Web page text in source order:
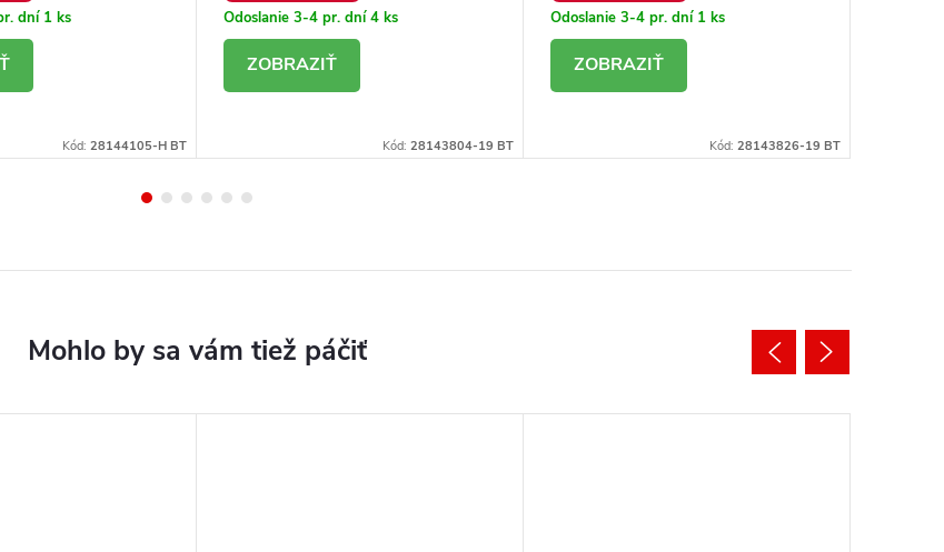
dní 1 ks
Kód: 28144105-H BT
Odoslanie 3-4 pr. dní4 ks
Kód: 28143804-19 BT
Odoslanie 3-4 pr. dní 1 ks
Kód: 28143826-19 BT